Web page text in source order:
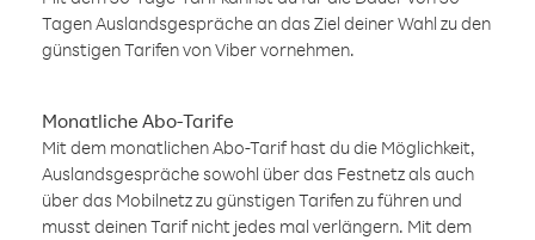
Tagen Auslandsgespräche an das Ziel deiner Wahl zu den
günstigen Tarifen von Viber vornehmen.
Monatliche Abo-Tarife
Mit dem monatlichen Abo-Tarif hast du die Möglichkeit,
Auslandsgespräche sowohl über das Festnetz als auch
über das Mobilnetz zu günstigen Tarifen zu führen und
musst deinen Tarif nicht jedes mal verlängern. Mit dem